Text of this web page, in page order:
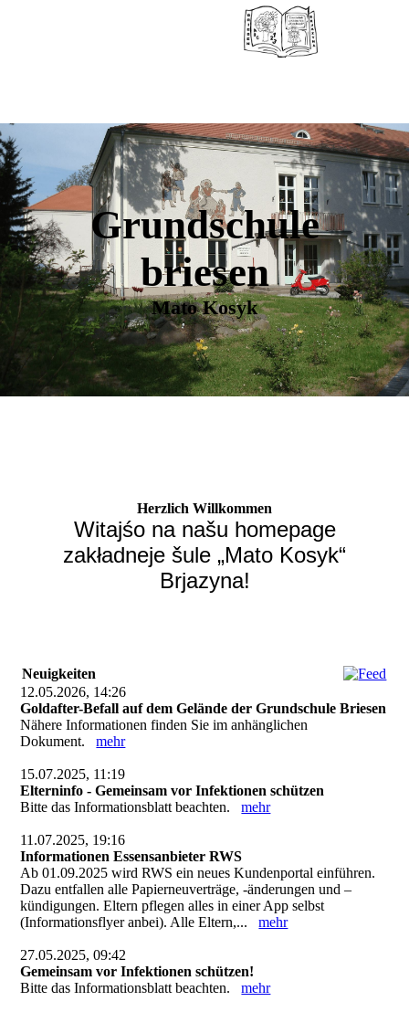
Grundschule
briesen
Mato Kosyk
Herzlich Willkommen
Witajśo na našu homepage
zakładneje šule „Mato Kosyk“
Brjazyna!
Neuigkeiten
12.05.2026, 14:26
Goldafter-Befall auf dem Gelände der Grundschule Briesen
Nähere Informationen finden Sie im anhänglichen
Dokument.mehr
15.07.2025, 11:19
Elterninfo - Gemeinsam vor Infektionen schützen
Bitte das Informationsblatt beachten.mehr
11.07.2025, 19:16
Informationen Essensanbieter RWS
Ab 01.09.2025 wird RWS ein neues Kundenportal einführen.
Dazu entfallen alle Papierneuverträge, -änderungen und –
kündigungen. Eltern pflegen alles in einer App selbst
(Informationsflyer anbei). Alle Eltern,...mehr
27.05.2025, 09:42
Gemeinsam vor Infektionen schützen!
Bitte das Informationsblatt beachten.mehr